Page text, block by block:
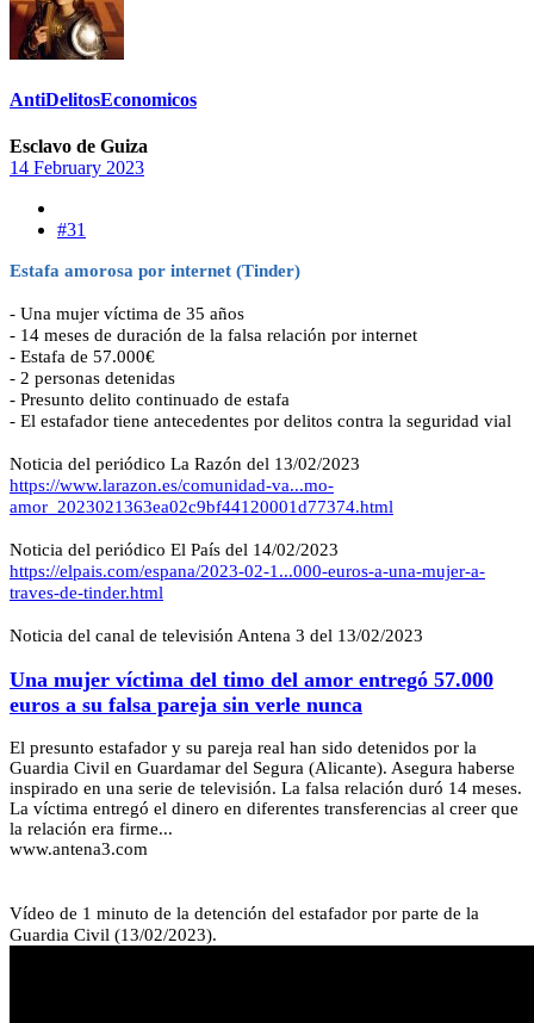
AntiDelitosEconomicos
Esclavo de Guiza
14 February 2023
#31
Estafa amorosa por internet (Tinder)
- Una mujer víctima de 35 años
- 14 meses de duración de la falsa relación por internet
- Estafa de 57.000€
- 2 personas detenidas
- Presunto delito continuado de estafa
- El estafador tiene antecedentes por delitos contra la seguridad vial
Noticia del periódico La Razón del 13/02/2023
https://www.larazon.es/comunidad-va...mo-
amor_2023021363ea02c9bf44120001d77374.html
Noticia del periódico El País del 14/02/2023
https://elpais.com/espana/2023-02-1...000-euros-a-una-mujer-a-
traves-de-tinder.html
Noticia del canal de televisión Antena 3 del 13/02/2023
Una mujer víctima del timo del amor entregó 57.000
euros a su falsa pareja sin verle nunca
El presunto estafador y su pareja real han sido detenidos por la
Guardia Civil en Guardamar del Segura (Alicante). Asegura haberse
inspirado en una serie de televisión. La falsa relación duró 14 meses.
La víctima entregó el dinero en diferentes transferencias al creer que
la relación era firme...
www.antena3.com
Vídeo de 1 minuto de la detención del estafador por parte de la
Guardia Civil (13/02/2023).